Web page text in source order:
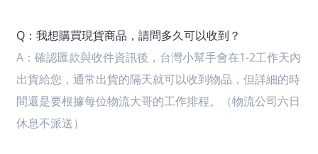
Q：我想購買現貨商品，請問多久可以收到？
A： 確認匯款與收件資訊後，台灣小幫手會在1-2工作天內
出貨給您，通常出貨的隔天就可以收到物品，但詳細的時
間還是要根據每位物流大哥的工作排程。（物流公司六日
休息不派送）